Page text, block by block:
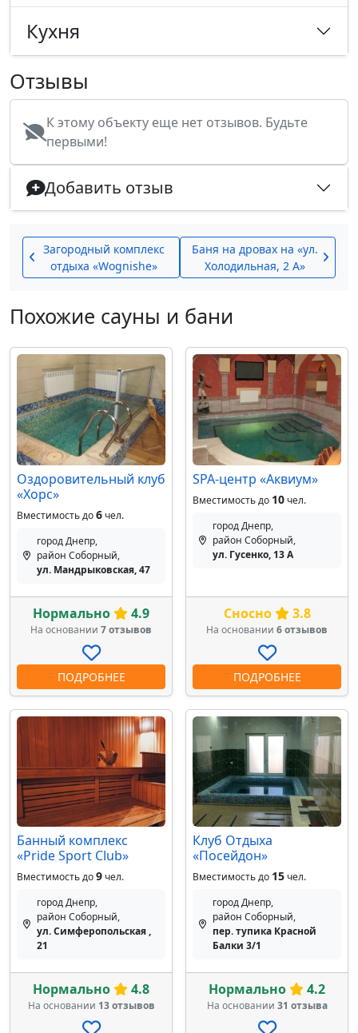
Кухня
Отзывы
К этому объекту еще нет отзывов. Будьте
первыми!
Добавить отзыв
Загородный комплекс
отдыха «Wognishe»
Баня на дровах на «ул.
Холодильная, 2 А»
Похожие сауны и бани
Оздоровительный клуб
«Хорс»
Вместимость до6чел.
город Днепр,
район Соборный,
ул. Мандрыковская, 47
Нормально 4.9
На основании 7 отзывов
ПОДРОБНЕЕ
SPA-центр «Аквиум»
Вместимость до 10чел.
город Днепр,
район Соборный,
ул. Гусенко, 13 А
Сносно 3.8
На основании 6 отзывов
ПОДРОБНЕЕ
Банный комплекс
«Pride Sport Club»
Вместимость до9чел.
город Днепр,
район Соборный,
ул. Симферопольская ,
21
Нормально 4.8
На основании 13 отзывов
Клуб Отдыха
«Посейдон»
Вместимость до 15чел.
город Днепр,
район Соборный,
пер. тупика Красной
Балки 3/1
Нормально 4.2
На основании 31 отзыва